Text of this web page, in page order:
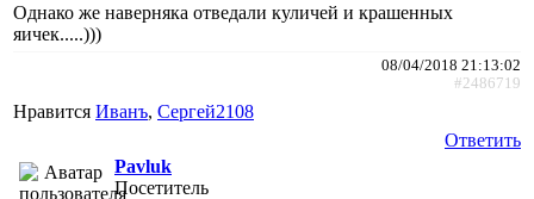
Однако же наверняка отведали куличей и крашенных
яичек.....)))
08/04/2018 21:13:02
#2486719
Нравится Иванъ, Сергей2108
Ответить
Pavluk
Посетитель